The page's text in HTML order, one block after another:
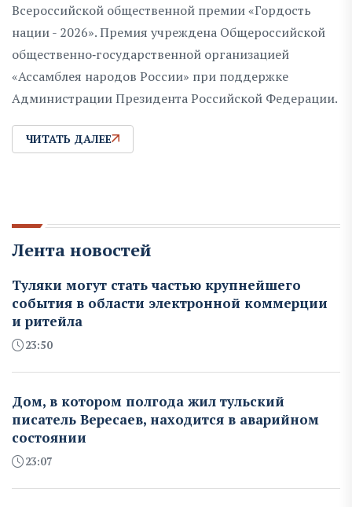
Всероссийской общественной премии «Гордость
нации - 2026». Премия учреждена Общероссийской
общественно‑государственной организацией
«Ассамблея народов России» при поддержке
Администрации Президента Российской Федерации.
ЧИТАТЬ ДАЛЕЕ
Лента новостей
Туляки могут стать частью крупнейшего
события в области электронной коммерции
и ритейла
23:50
Дом, в котором полгода жил тульский
писатель Вересаев, находится в аварийном
состоянии
23:07